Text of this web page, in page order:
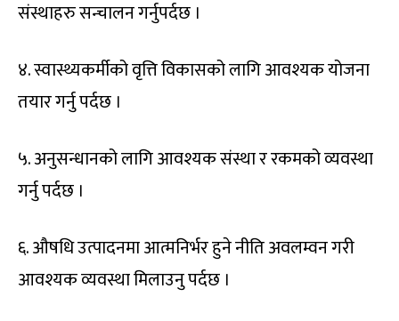
संस्थाहरु सन्चालन गर्नुपर्दछ ।
४. स्वास्थ्यकर्मीको वृत्ति विकासको लागि आवश्यक योजना
तयार गर्नु पर्दछ ।
५. अनुसन्धानको लागि आवश्यक संस्था र रकमको व्यवस्था
गर्नु पर्दछ ।
६. औषधि उत्पादनमा आत्मनिर्भर हुने नीति अवलम्वन गरी
आवश्यक व्यवस्था मिलाउनु पर्दछ ।